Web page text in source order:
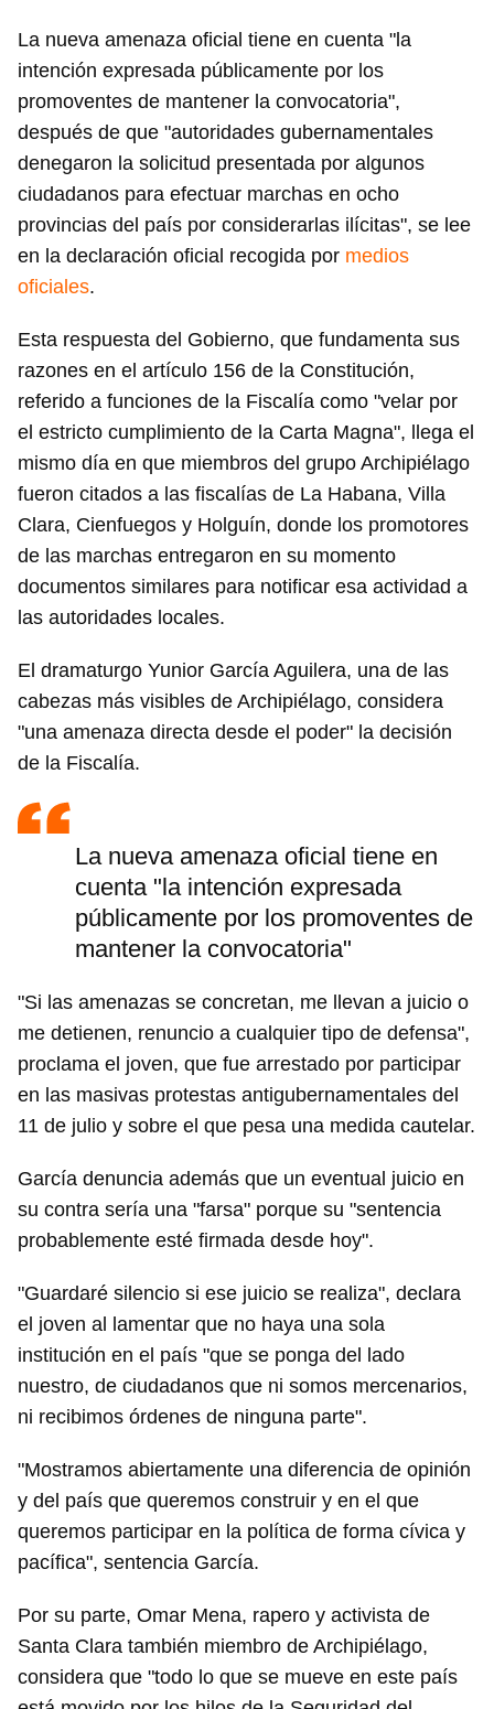
La nueva amenaza oficial tiene en cuenta "la
intención expresada públicamente por los
promoventes de mantener la convocatoria",
después de que "autoridades gubernamentales
denegaron la solicitud presentada por algunos
ciudadanos para efectuar marchas en ocho
provincias del país por considerarlas ilícitas", se lee
en la declaración oficial recogida por medios
oficiales.
Esta respuesta del Gobierno, que fundamenta sus
razones en el artículo 156 de la Constitución,
referido a funciones de la Fiscalía como "velar por
el estricto cumplimiento de la Carta Magna", llega el
mismo día en que miembros del grupo Archipiélago
fueron citados a las fiscalías de La Habana, Villa
Clara, Cienfuegos y Holguín, donde los promotores
de las marchas entregaron en su momento
documentos similares para notificar esa actividad a
las autoridades locales.
El dramaturgo Yunior García Aguilera, una de las
cabezas más visibles de Archipiélago, considera
"una amenaza directa desde el poder" la decisión
de la Fiscalía.
La nueva amenaza oficial tiene en
cuenta "la intención expresada
públicamente por los promoventes de
mantener la convocatoria"
"Si las amenazas se concretan, me llevan a juicio o
me detienen, renuncio a cualquier tipo de defensa",
proclama el joven, que fue arrestado por participar
en las masivas protestas antigubernamentales del
11 de julio y sobre el que pesa una medida cautelar.
García denuncia además que un eventual juicio en
su contra sería una "farsa" porque su "sentencia
probablemente esté firmada desde hoy".
"Guardaré silencio si ese juicio se realiza", declara
el joven al lamentar que no haya una sola
institución en el país "que se ponga del lado
nuestro, de ciudadanos que ni somos mercenarios,
ni recibimos órdenes de ninguna parte".
"Mostramos abiertamente una diferencia de opinión
y del país que queremos construir y en el que
queremos participar en la política de forma cívica y
pacífica", sentencia García.
Por su parte, Omar Mena, rapero y activista de
Santa Clara también miembro de Archipiélago,
considera que "todo lo que se mueve en este país